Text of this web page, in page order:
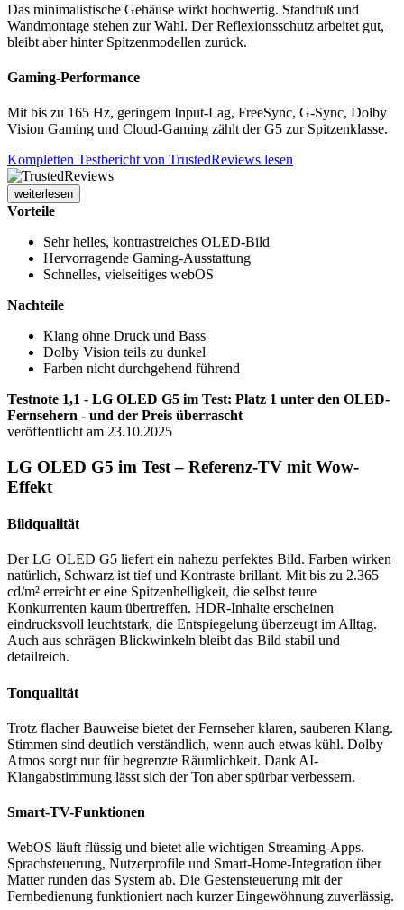
Das minimalistische Gehäuse wirkt hochwertig. Standfuß und
Wandmontage stehen zur Wahl. Der Reflexionsschutz arbeitet gut,
bleibt aber hinter Spitzenmodellen zurück.
Gaming-Performance
Mit bis zu 165 Hz, geringem Input-Lag, FreeSync, G-Sync, Dolby
Vision Gaming und Cloud-Gaming zählt der G5 zur Spitzenklasse.
Kompletten Testbericht von TrustedReviews lesen
weiterlesen
Vorteile
Sehr helles, kontrastreiches OLED-Bild
Hervorragende Gaming-Ausstattung
Schnelles, vielseitiges webOS
Nachteile
Klang ohne Druck und Bass
Dolby Vision teils zu dunkel
Farben nicht durchgehend führend
Testnote 1,1 - LG OLED G5 im Test: Platz 1 unter den OLED-
Fernsehern - und der Preis überrascht
veröffentlicht am 23.10.2025
LG OLED G5 im Test – Referenz-TV mit Wow-
Effekt
Bildqualität
Der LG OLED G5 liefert ein nahezu perfektes Bild. Farben wirken
natürlich, Schwarz ist tief und Kontraste brillant. Mit bis zu 2.365
cd/m² erreicht er eine Spitzenhelligkeit, die selbst teure
Konkurrenten kaum übertreffen. HDR-Inhalte erscheinen
eindrucksvoll leuchtstark, die Entspiegelung überzeugt im Alltag.
Auch aus schrägen Blickwinkeln bleibt das Bild stabil und
detailreich.
Tonqualität
Trotz flacher Bauweise bietet der Fernseher klaren, sauberen Klang.
Stimmen sind deutlich verständlich, wenn auch etwas kühl. Dolby
Atmos sorgt nur für begrenzte Räumlichkeit. Dank AI-
Klangabstimmung lässt sich der Ton aber spürbar verbessern.
Smart-TV-Funktionen
WebOS läuft flüssig und bietet alle wichtigen Streaming-Apps.
Sprachsteuerung, Nutzerprofile und Smart-Home-Integration über
Matter runden das System ab. Die Gestensteuerung mit der
Fernbedienung funktioniert nach kurzer Eingewöhnung zuverlässig.